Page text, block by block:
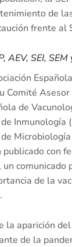
de
frente al
AEV, SEI, SEM
Comité Asesor
de
Inmunología
Microbiología
con
comunicado
de la
la aparición
de la